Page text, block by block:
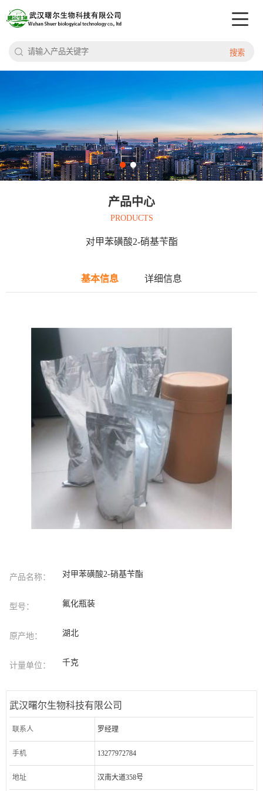
搜索
产品中心
PRODUCTS
对甲苯磺酸2-硝基苄酯
基本信息 详细信息
产品名称： 对甲苯磺酸2-硝基苄酯
型号： 氟化瓶装
原产地： 湖北
计量单位： 千克
武汉曙尔生物科技有限公司
联系人 罗经理
手机 13277972784
地址 汉南大道358号